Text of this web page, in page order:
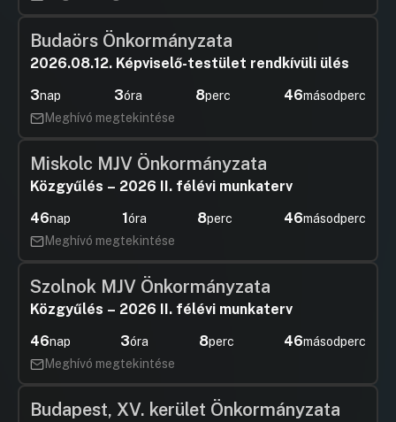
Budaörs Önkormányzata
2026.08.12. Képviselő-testület rendkívüli ülés
3nap 3óra 8perc 45másodperc
Meghívó megtekintése
Miskolc MJV Önkormányzata
Közgyűlés – 2026 II. félévi munkaterv
46nap 1óra 8perc 45másodperc
Meghívó megtekintése
Szolnok MJV Önkormányzata
Közgyűlés – 2026 II. félévi munkaterv
46nap 3óra 8perc 45másodperc
Meghívó megtekintése
Budapest, XV. kerület Önkormányzata